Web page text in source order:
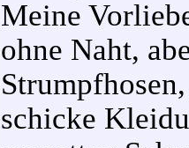
Meine
ohne Naht,
schicke